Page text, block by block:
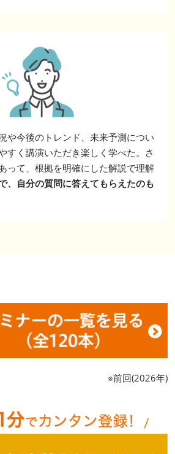
や今後のトレンド、未来予測につい
すく講演いただき楽しく学べた。さ
って、根拠を明確にした解説で理解
、自分の質問に答えてもらえたのも
※前回(2026年)